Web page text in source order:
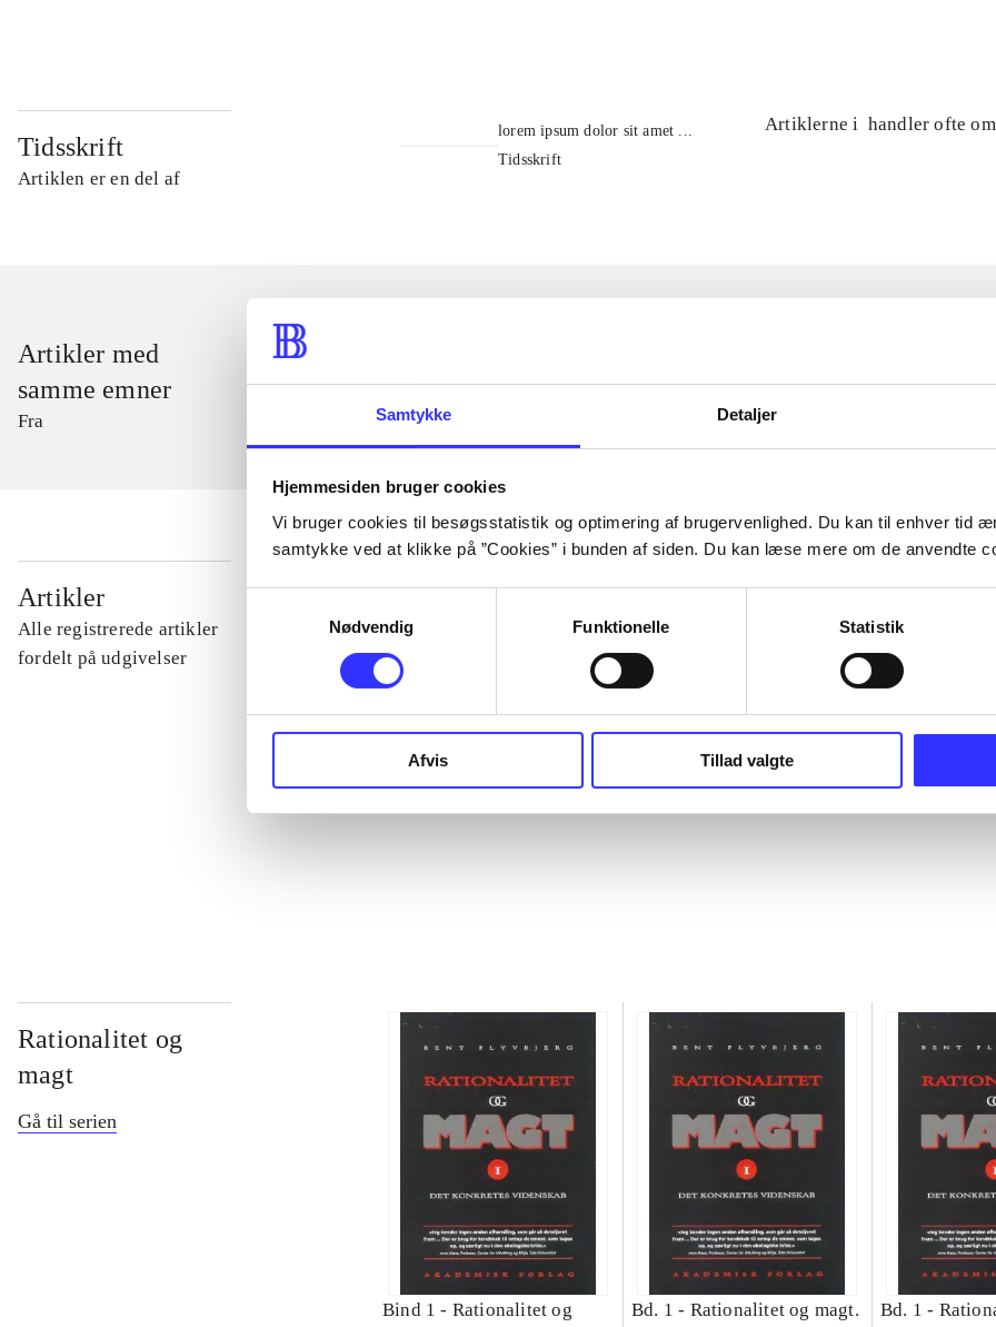
Samtykke Detaljer
Hjemmesiden bruger cookies
Vi bruger cookies til besøgsstatistik og optimering af brugervenlighed. Du kan til enhver tid
samtykke ved at klikke på ”Cookies” i bunden af siden. Du kan læse mere om de anvendte
Nødvendig
Funktionelle Statistik
Afvis Tillad valgte
Tidsskrift
Artiklen er en del af
lorem ipsum dolor sit amet ...
Tidsskrift
Artiklerne i handler ofte om
Artikler med
samme emner
Fra
Artikler
Alle registrerede artikler
fordelt på udgivelser
...
Rationalitet og
magt
Gå til serien
Bind 1 - Rationalitet og
Bd. 1 - Rationalitet og magt.
Bd. 1 -